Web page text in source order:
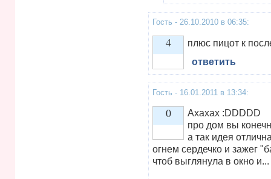
Vote up!
Гость - 26.10.2010 в 06:35:
4
Vote up!
плюс пицот к
ответить
Гость - 16.01.2011 в 13:34:
0
Ахахах :DDDDD
про дом вы
а так идея
огнем сердечко и зажег
чтоб выглянула в окно